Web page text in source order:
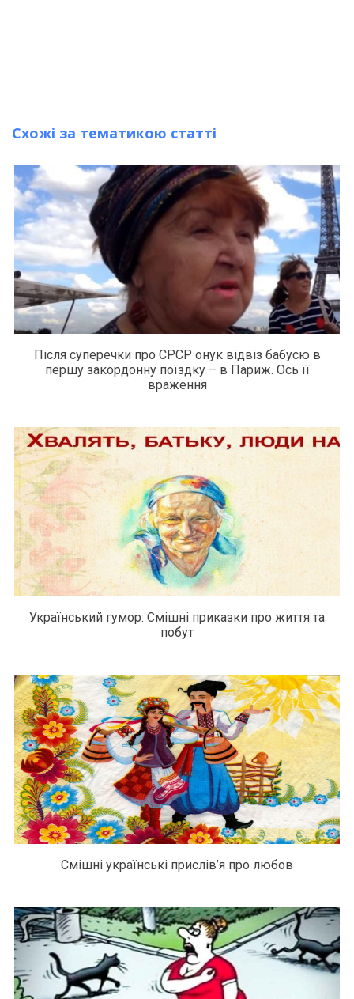
Схожі за тематикою статті
Після суперечки про СРСР онук відвіз бабусю в
першу закордонну поїздку – в Париж. Ось її
враження
Український гумор: Смішні приказки про життя та
побут
Смішні українські прислів’я про любов